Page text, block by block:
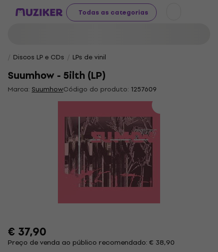
Todas as categorias
Discos LP e CDs LPs de vinil
Suumhow - 5ilth (LP)
Marca: SuumhowCódigo do produto: 1257609
€ 37,90
Preço de venda ao público recomendado: € 38,90